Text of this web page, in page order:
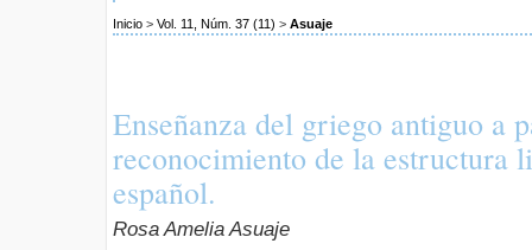
Inicio > Vol. 11, Núm. 37 (11) > Asuaje
Enseñanza del griego antiguo a
reconocimiento de la estructura
español.
Rosa Amelia Asuaje